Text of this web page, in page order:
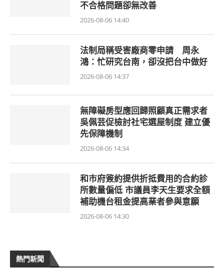
不合格問題卻無改善
2026-08-06 14:40
法制局稱受害廠商零申請 周永
鴻：忙研究台南，卻沒把台中做好
2026-08-06 14:37
無障礙房型應回歸照顧真正需求者
吳佩芸促檢討社宅選屋制度 建立優
先保障機制
2026-08-06 14:34
和市府簽約提供折抵費用的合約診
所數量偏低 市議員李天生要求全額
補助機台租金提高業者參與意願
2026-08-06 14:30
熱門新聞